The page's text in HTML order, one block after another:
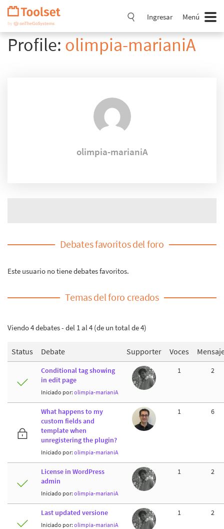
Saltar
navegación
Ingresar Menú
Profile: olimpia-marianiA
olimpia-marianiA
Debates favoritos del foro
Este usuario no tiene debates favoritos.
Temas del foro creados
Viendo 4 debates - del 1 al 4 (de un total de 4)
Status Debate Supporter Voces
Conditional tag showing
in edit page
Iniciado por: olimpia-marianiA
1 2
What happens to my
custom fields and
template when
unregistering the plugin?
Iniciado por: olimpia-marianiA
1 6
License in WordPress
admin
Iniciado por: olimpia-marianiA
1 2
Last updated versione
Iniciado por: olimpia-marianiA
1 2